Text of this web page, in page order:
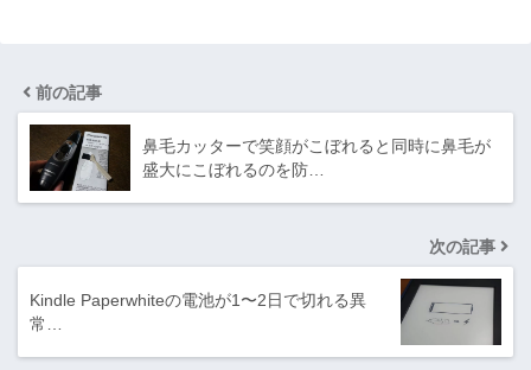
前の記事
鼻毛カッターで笑顔がこぼれると同時に鼻毛が
盛大にこぼれるのを防…
次の記事
Kindle Paperwhiteの電池が1〜2日で切れる異
常…